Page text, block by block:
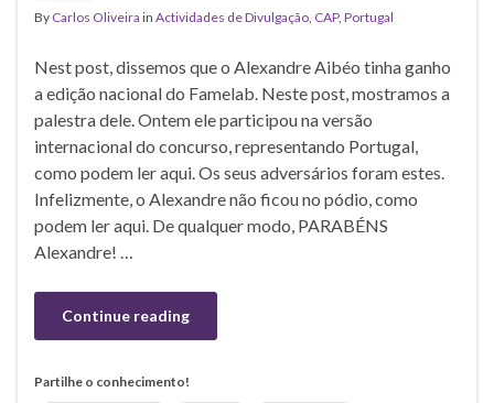
By Carlos Oliveira in Actividades de Divulgação CAP, Portugal
Nest post, dissemos que o Alexandre Aibéo tinha ganho
a edição nacional do Famelab. Neste post, mostramos a
palestra dele. Ontem ele participou na versão
internacional do concurso, representando Portugal,
como podem ler aqui. Os seus adversários foram estes.
Infelizmente, o Alexandre não ficou no pódio, como
podem ler aqui. De qualquer modo, PARABÉNS
Alexandre! …
Continue reading
Partilhe o conhecimento!